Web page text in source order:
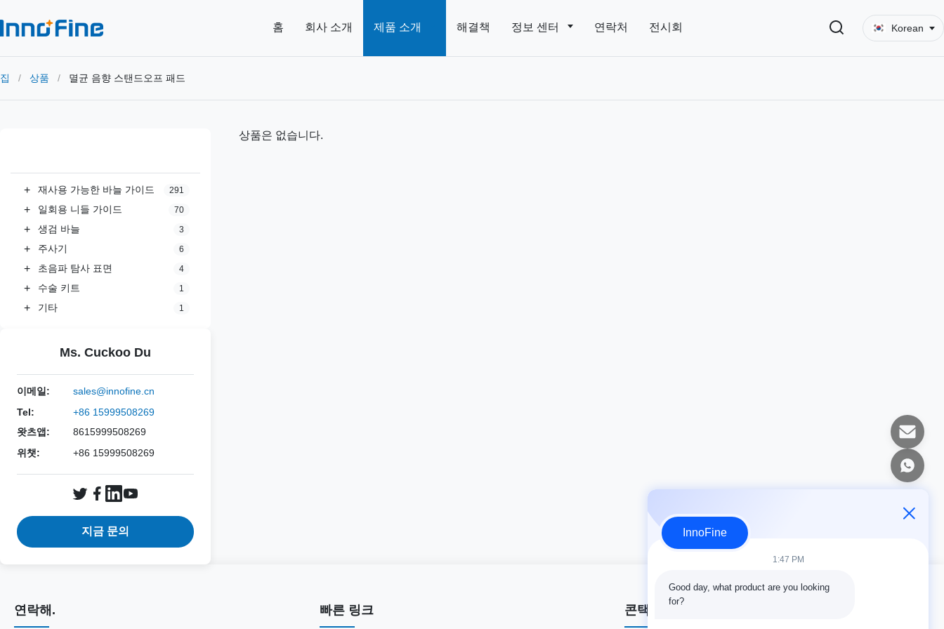
홈 회사 소개 제품 소개 해결책 정보 센터 연락처 전시회 Korean
집 / 상품 / 멸균 음향 스탠드오프 패드
+ 재사용 가능한 바늘 가이드 291
+ 일회용 니들 가이드 70
+ 생검 바늘 3
+ 주사기 6
+ 초음파 탐사 표면 4
+ 수술 키트 1
+ 기타 1
Ms. Cuckoo Du
이메일:
sales@innofine.cn
Tel:
+86 15999508269
왓츠앱:
8615999508269
위챗:
+86 15999508269
지금 문의
상품은 없습니다.
연락해. 빠른 링크 콘택트 세목
InnoFine
1:47 PM
Good day, what product are you looking
for?